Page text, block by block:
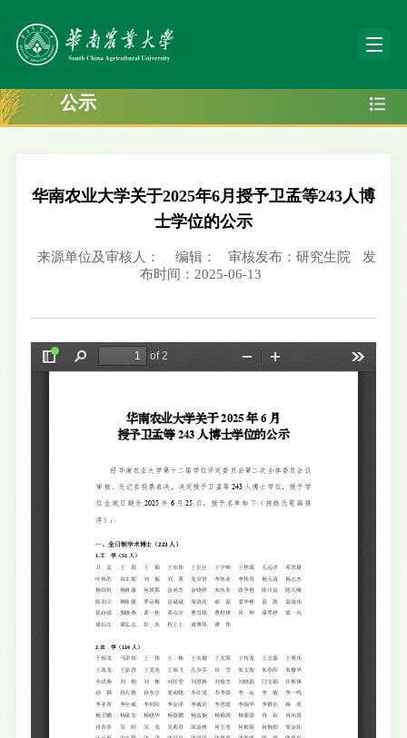
公示
华南农业大学关于2025年6月授予卫孟等243人博
士学位的公示
来源单位及审核人： 编辑： 审核发布：研究生院
发
布时间：2025-06-13